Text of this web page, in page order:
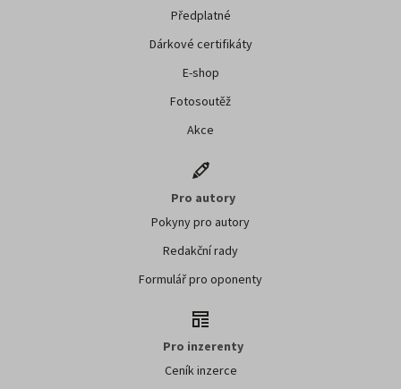
Předplatné
Dárkové certifikáty
E-shop
Fotosoutěž
Akce
Pro autory
Pokyny pro autory
Redakční rady
Formulář pro oponenty
Pro inzerenty
Ceník inzerce